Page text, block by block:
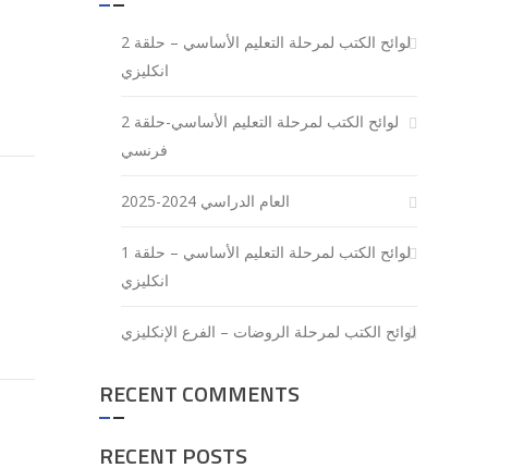
لوائح الكتب لمرحلة التعليم الأساسي – حلقة 2
انكليزي
لوائح الكتب لمرحلة التعليم الأساسي-حلقة 2
فرنسي
العام الدراسي 2024-2025
لوائح الكتب لمرحلة التعليم الأساسي – حلقة 1
انكليزي
لوائح الكتب لمرحلة الروضات – الفرع الإنكليزي
RECENT COMMENTS
RECENT POSTS